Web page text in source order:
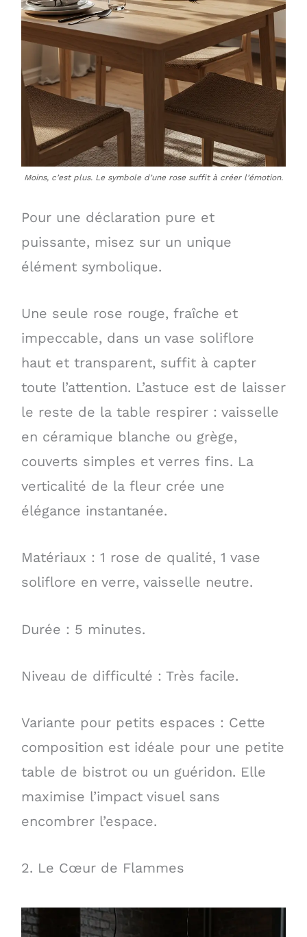
Moins, c’est plus. Le symbole d’une rose suffit à créer l’émotion.
Pour une déclaration pure et
puissante, misez sur un unique
élément symbolique.
Une seule rose rouge, fraîche et
impeccable, dans un vase soliflore
haut et transparent, suffit à capter
toute l’attention. L’astuce est de laisser
le reste de la table respirer : vaisselle
en céramique blanche ou grège,
couverts simples et verres fins. La
verticalité de la fleur crée une
élégance instantanée.
Matériaux : 1 rose de qualité, 1 vase
soliflore en verre, vaisselle neutre.
Durée : 5 minutes.
Niveau de difficulté : Très facile.
Variante pour petits espaces : Cette
composition est idéale pour une petite
table de bistrot ou un guéridon. Elle
maximise l’impact visuel sans
encombrer l’espace.
2. Le Cœur de Flammes